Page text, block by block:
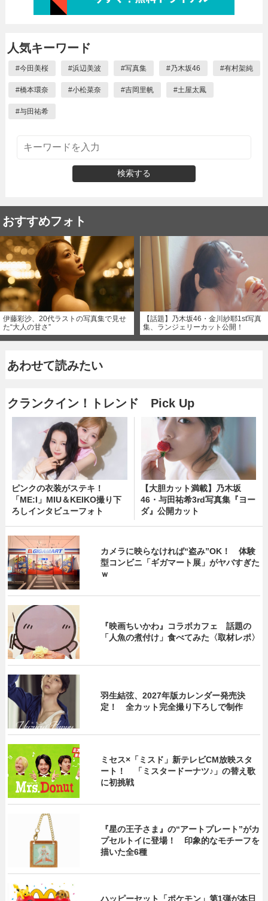
人気キーワード
#今田美桜 #浜辺美波 #写真集 #乃木坂46 #有村架純
#橋本環奈 #小松菜奈 #吉岡里帆 #土屋太鳳
#与田祐希
検索する
おすすめフォト
伊藤彩沙、20代ラストの写真集で見せ
た“大人の甘さ”
【話題】乃木坂46・金川紗耶1st写真
集、ランジェリーカット公開！
あわせて読みたい
クランクイン！トレンド Pick Up
ピンクの衣装がステキ！
「ME:I」MIU＆KEIKO撮り下
ろしインタビューフォト
【大胆カット満載】乃木坂
46・与田祐希3rd写真集『ヨー
ダ』公開カット
カメラに映らなければ“盗み”OK！ 体験
型コンビニ「ギガマート展」がヤバすぎた
ｗ
『映画ちいかわ』コラボカフェ 話題の
「人魚の煮付け」食べてみた〈取材レポ〉
羽生結弦、2027年版カレンダー発売決
定！ 全カット完全撮り下ろしで制作
ミセス×「ミスド」新テレビCM放映スタ
ート！ 「ミスタードーナツ♪」の替え歌
に初挑戦
『星の王子さま』の“アートプレート”がカ
プセルトイに登場！ 印象的なモチーフを
描いた全6種
ハッピーセット「ポケモン」第1弾が本日